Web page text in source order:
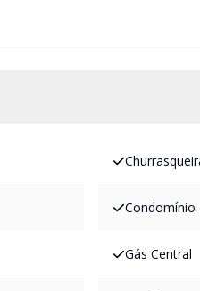
Condomínio
Gás Central